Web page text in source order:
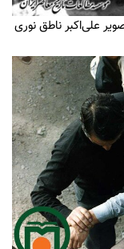
تصویر علی‌اکبر ناطق نوری